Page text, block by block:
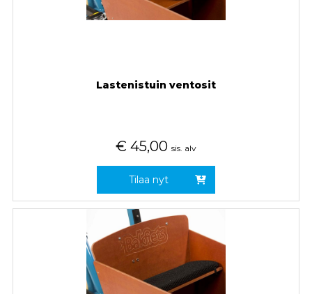
Lastenistuin ventosit
€ 45,00 sis. alv
Tilaa nyt